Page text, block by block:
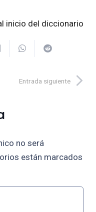
inicio del diccionario
Entrada siguiente
no será
están marcados